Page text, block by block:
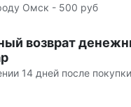
Омск - 500 руб
возврат
14 дней после покупки